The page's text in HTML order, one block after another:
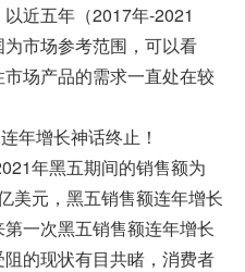
近五年（2017年-2021
市场参考范围，可以看
场产品的需求一直处在较
年增长神话终止！
年黑五期间的销售额为
美元，黑五销售额连年增长
一次黑五销售额连年增长
的现状有目共睹，消费者